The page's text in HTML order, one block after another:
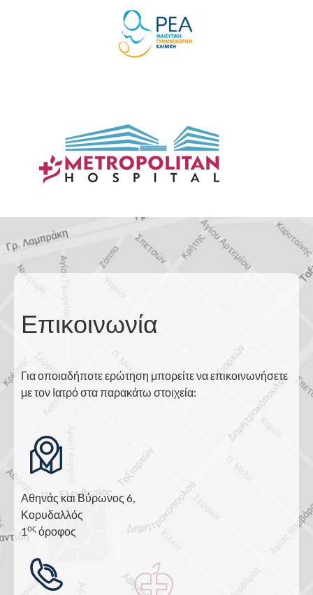
Επικοινωνία
Για οποιαδήποτε ερώτηση μπορείτε να επικοινωνήσετε
με τον Ιατρό στα παρακάτω στοιχεία:
Αθηνάς και Βύρωνος 6,
Κορυδαλλός
1ος όροφος